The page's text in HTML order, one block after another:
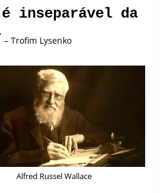
é inseparável da
– Trofim Lysenko
Alfred Russel Wallace